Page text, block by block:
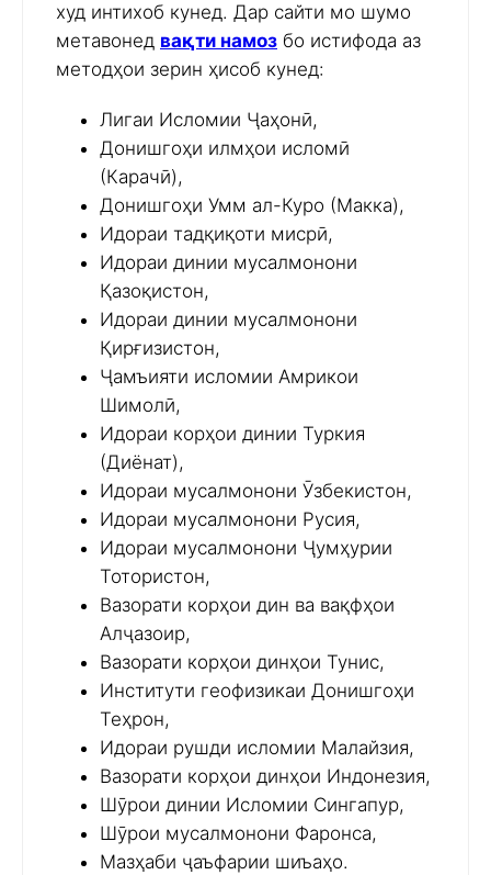
худ интихоб кунед. Дар сайти мо шумо
метавонед вақти намоз бо истифода аз
методҳои зерин ҳисоб кунед:
Лигаи Исломии Ҷаҳонӣ,
Донишгоҳи илмҳои исломӣ
(Карачӣ),
Донишгоҳи Умм ал-Куро (Макка),
Идораи тадқиқоти мисрӣ,
Идораи динии мусалмонони
Қазоқистон,
Идораи динии мусалмонони
Қирғизистон,
Ҷамъияти исломии Амрикои
Шимолӣ,
Идораи корҳои динии Туркия
(Диёнат),
Идораи мусалмонони Ӯзбекистон,
Идораи мусалмонони Русия,
Идораи мусалмонони Ҷумҳурии
Тотористон,
Вазорати корҳои дин ва вақфҳои
Алҷазоир,
Вазорати корҳои динҳои Тунис,
Институти геофизикаи Донишгоҳи
Теҳрон,
Идораи рушди исломии Малайзия,
Вазорати корҳои динҳои Индонезия,
Шӯрои динии Исломии Сингапур,
Шӯрои мусалмонони Фаронса,
Мазҳаби ҷаъфарии шиъаҳо.